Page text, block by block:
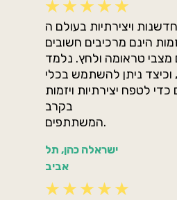
חדשנות ויצירתיות בעולם ה-color mind-
הינם מרכיבים חשובים
טראומה ולחץ. נלמד
וכיצד ניתן להשתמש בכלי
לטפח יצירתיות ויזמות
בקרב
המשתתפים.
ישראלה כהן, תל
אביב